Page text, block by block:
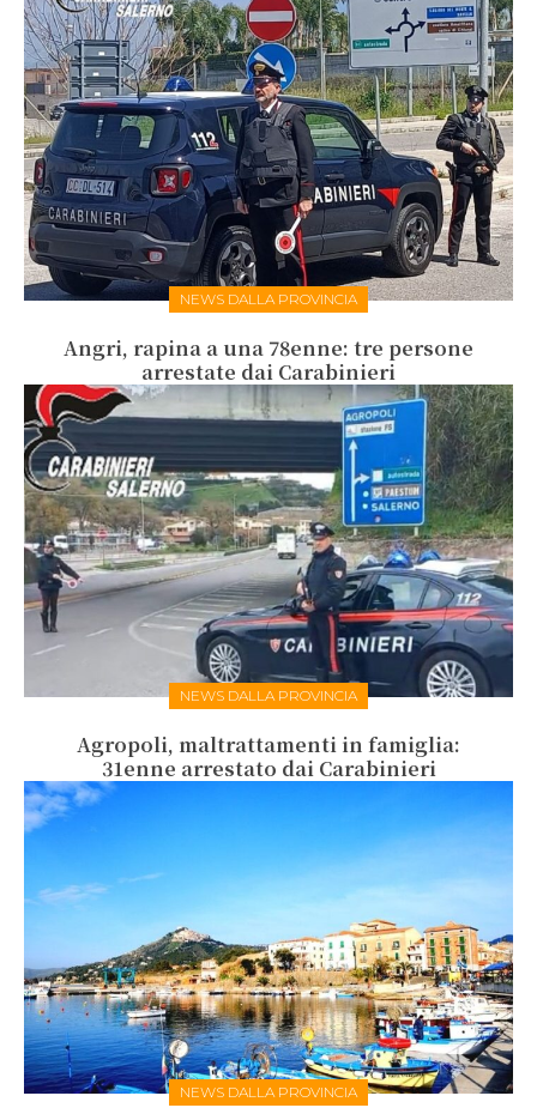
NEWS DALLA PROVINCIA
Angri, rapina a una 78enne: tre persone
arrestate dai Carabinieri
NEWS DALLA PROVINCIA
Agropoli, maltrattamenti in famiglia:
31enne arrestato dai Carabinieri
NEWS DALLA PROVINCIA